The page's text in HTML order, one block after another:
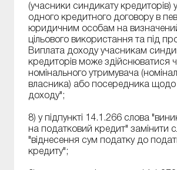
(учасники синдикату кредиторів)
одного кредитного договору в
юридичним особам на
цільового використання та під
Виплата доходу учасникам
кредиторів може здійснюватися
номінального утримувача
власника) або посередника щодо
доходу";
8) у підпункті 14.1.266 слова
на податковий кредит" замінити
"віднесення сум податку до
кредиту";